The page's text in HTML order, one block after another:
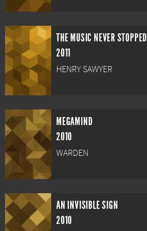
THE MUSIC NEVER STOPPED
2011
HENRY SAWYER
MEGAMIND
2010
WARDEN
AN INVISIBLE SIGN
2010